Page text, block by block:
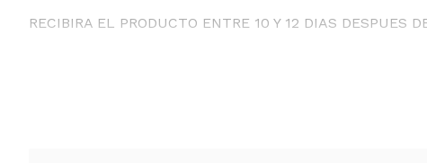
RECIBIRA EL PRODUCTO ENTRE 10 Y 12 DIAS DESPUES